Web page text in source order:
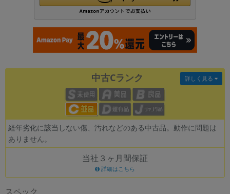
中古Cランク
経年劣化に該当しない傷、汚れなどのある中古品。動作に問題は
ありません。
詳しく見る
当社３ヶ月間保証
詳細はこちら
スペック
円 ～ 円
年 月 まで
各項目のチェックボックスは「or検索」となります。
ただし機能別のみ「and検索」となります。